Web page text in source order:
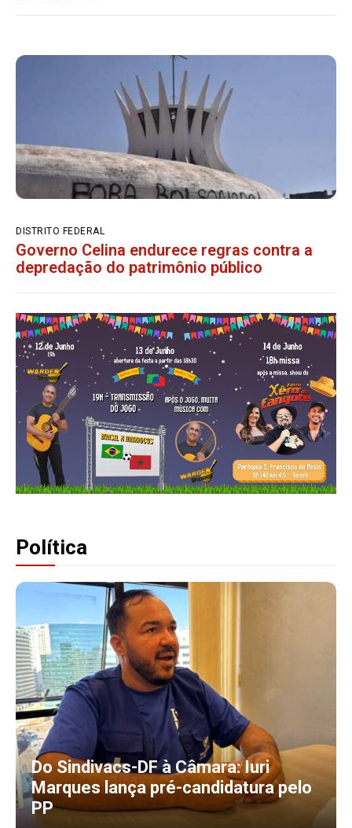
DISTRITO FEDERAL
Governo Celina endurece regras contra a
depredação do patrimônio público
Política
Do Sindivacs-DF à Câmara: Iuri
Marques lança pré-candidatura pelo
PP